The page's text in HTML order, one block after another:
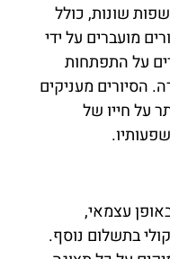
שונות, כולל
מועברים על ידי
על התפתחות
הסיורים מעניקים
על חייו של
עצמאי,
בתשלום נוסף.